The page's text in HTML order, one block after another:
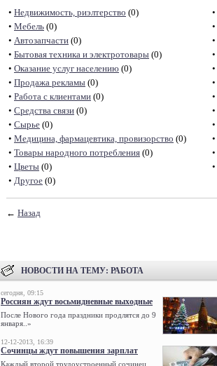
• Недвижимость, риэлтeрство (0) •
• Мебель (0) •
• Автозапчасти (0) •
• Бытовая техника и электротовары (0) •
• Оказание услуг населению (0) •
• Продажа рекламы (0) •
• Работа с клиентами (0) •
• Средства связи (0) •
• Сырье (0) •
• Медицина, фармацевтика, провизорство (0) •
• Товары народного потребления (0) •
• Цветы (0) •
• Другое (0)
← Назад
НОВОСТИ НА ТЕМУ: РАБОТА
сегодня, 09:15
Россиян ждут восьмидневные выходные
После Нового года праздники продлятся до 9
января..»
12-12-2013, 16:39
Сочинцы ждут повышения зарплат
Каждый второй трудоустроенный сочинец